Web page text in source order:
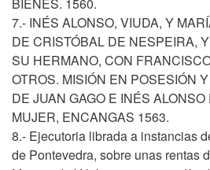
7.- INÉS ALONSO, VIUDA, Y
DE CRISTÓBAL DE NESPEIRA,
SU HERMANO, CON
OTROS. MISIÓN EN POSESIÓN
DE JUAN GAGO E INÉS
MUJER, ENCANGAS 1563.
8.- Ejecutoria librada a instancias
de Pontevedra, sobre unas rentas